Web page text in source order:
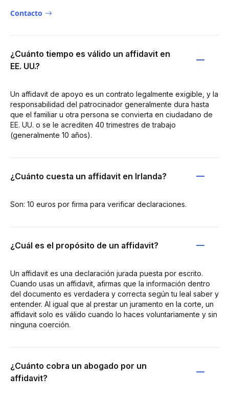
Contacto
¿Cuánto tiempo es válido un affidavit en
EE. UU.?
Un affidavit de apoyo es un contrato legalmente exigible, y la
responsabilidad del patrocinador generalmente dura hasta
que el familiar u otra persona se convierta en ciudadano de
EE. UU. o se le acrediten 40 trimestres de trabajo
(generalmente 10 años).
¿Cuánto cuesta un affidavit en Irlanda?
Son: 10 euros por firma para verificar declaraciones.
¿Cuál es el propósito de un affidavit?
Un affidavit es una declaración jurada puesta por escrito.
Cuando usas un affidavit, afirmas que la información dentro
del documento es verdadera y correcta según tu leal saber y
entender. Al igual que al prestar un juramento en la corte, un
affidavit solo es válido cuando lo haces voluntariamente y sin
ninguna coerción.
¿Cuánto cobra un abogado por un
affidavit?